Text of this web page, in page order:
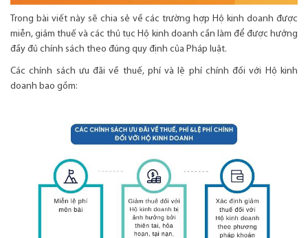
Trong bài viết này sẽ chia sẻ về các trường hợp Hộ kinh doanh được
miễn, giảm thuế và các thủ tục Hộ kinh doanh cần làm để được hưởng
đầy đủ chính sách theo đúng quy định của Pháp luật.
Các chính sách ưu đãi về thuế, phí và lệ phí chính đối với Hộ kinh
doanh bao gồm: